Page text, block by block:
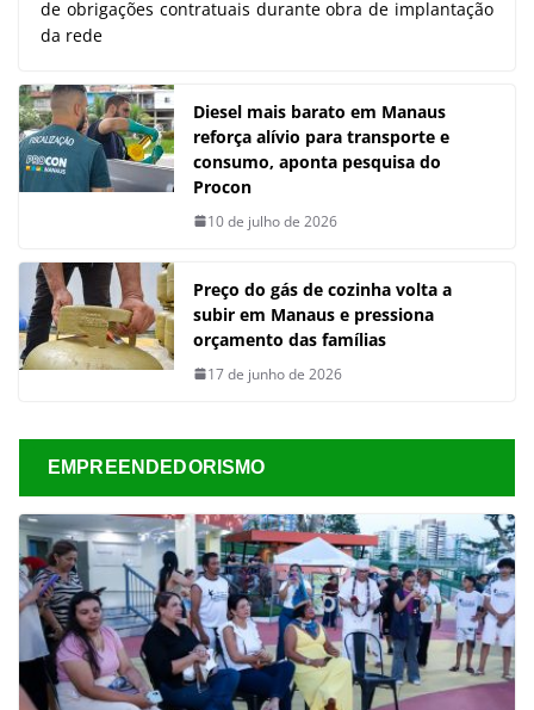
de obrigações contratuais durante obra de implantação
da rede
Diesel mais barato em Manaus
reforça alívio para transporte e
consumo, aponta pesquisa do
Procon
10 de julho de 2026
Preço do gás de cozinha volta a
subir em Manaus e pressiona
orçamento das famílias
17 de junho de 2026
EMPREENDEDORISMO